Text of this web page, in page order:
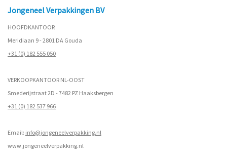
Jongeneel Verpakkingen BV
HOOFDKANTOOR
Meridiaan 9 - 2801 DA Gouda
+31 (0) 182 555 050
VERKOOPKANTOOR NL-OOST
Smederijstraat 2D - 7482 PZ Haaksbergen
+31 (0) 182 537 966
Email: info@jongeneelverpakking.nl
www.jongeneelverpakking.nl